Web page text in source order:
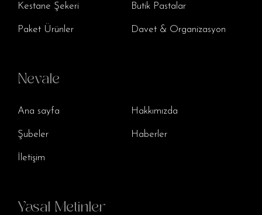
Kestane Şekeri Butik Pastalar
Paket Ürünler Davet & Organizasyon
Nevale
Ana sayfa Hakkımızda
Şubeler Haberler
İletişim
Yasal Metinler